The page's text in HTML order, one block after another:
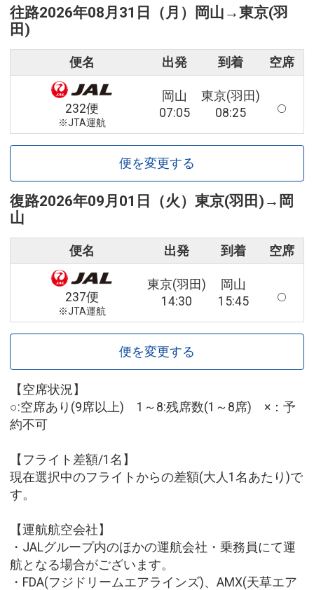
往路2026年08月31日（月） 岡山 →東京(羽
田)
便名 出発 到着 空席
232便
※JTA運航
岡山
07:05
東京(羽田)
08:25
便を変更する
復路2026年09月01日（火） 東京(羽田) → 岡
山
便名 出発 到着 空席
237便
※JTA運航
東京(羽田)
14:30
岡山
15:45
便を変更する
【空席状況】
○:空席あり(9席以上) 1～8:残席数(1～8席) ×：予
約不可
【フライト差額/1名】
現在選択中のフライトからの差額(大人1名あたり)で
す。
【運航航空会社】
・JALグループ内のほかの運航会社・乗務員にて運
航となる場合がございます。
・FDA(フジドリームエアラインズ)、AMX(天草エア